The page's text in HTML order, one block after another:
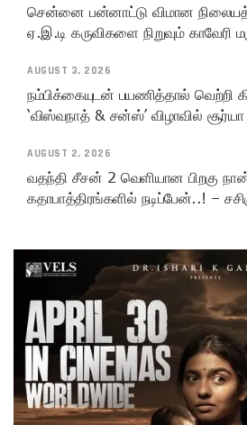
சென்னை பன்னாட்டு விமான
ஏ.இ.டி கருவிகளை நிறுவும்
AUGUST 3, 2026
நம்பிக்கையுடன் பயணித்தால் வெற்றி
‘விஸ்வநாத் & சன்ஸ்’ விழாவில் சூர்யா
AUGUST 2, 2026
வதந்தி சீசன் 2 வெளியான பிறகு
கதாபாத்திரங்களில் நடிப்பேன்..! –